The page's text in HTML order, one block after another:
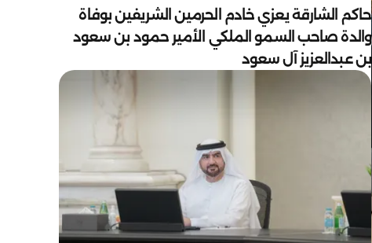
حاكم الشارقة يعزي خادم الحرمين الشريفين بوفاة
والدة صاحب السمو الملكي الأمير حمود بن سعود
بن عبدالعزيز آل سعود